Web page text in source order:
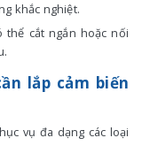
khắc nghiệt.
thể cắt ngắn hoặc nối
lắp cảm biến
vụ đa dạng các loại